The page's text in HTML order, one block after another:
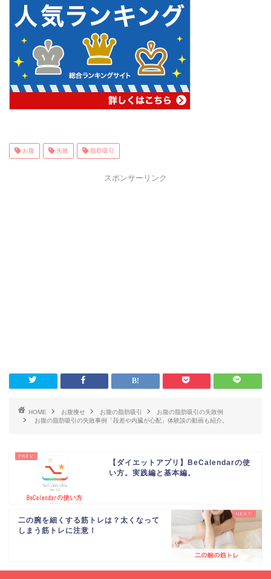
お腹 失敗 脂肪吸引
スポンサーリンク
HOME お腹痩せ お腹の脂肪吸引
お腹の脂肪吸引の失敗例
お腹の脂肪吸引の失敗事例「段差や内臓が心配」体験談の動画も紹介。
【ダイエットアプリ】BeCalendarの使
い方。実践編と基本編。
二の腕を細くする筋トレは？太くなって
しまう筋トレに注意！